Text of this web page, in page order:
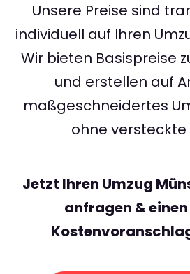
Unsere Preise sind
individuell auf Ihren
Wir bieten Basispreise
und erstellen auf
maßgeschneidertes
ohne versteckte
Jetzt Ihren Umzug
anfragen &